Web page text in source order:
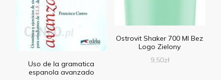
Uso de la gramatica
espanola avanzado
Ostrovit Shaker 700 Ml Bez
Logo Zielony
9,50zł